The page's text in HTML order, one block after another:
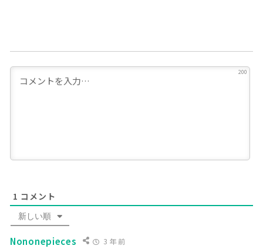
200
1 コメント
新しい順
Nononepieces 3 年 前